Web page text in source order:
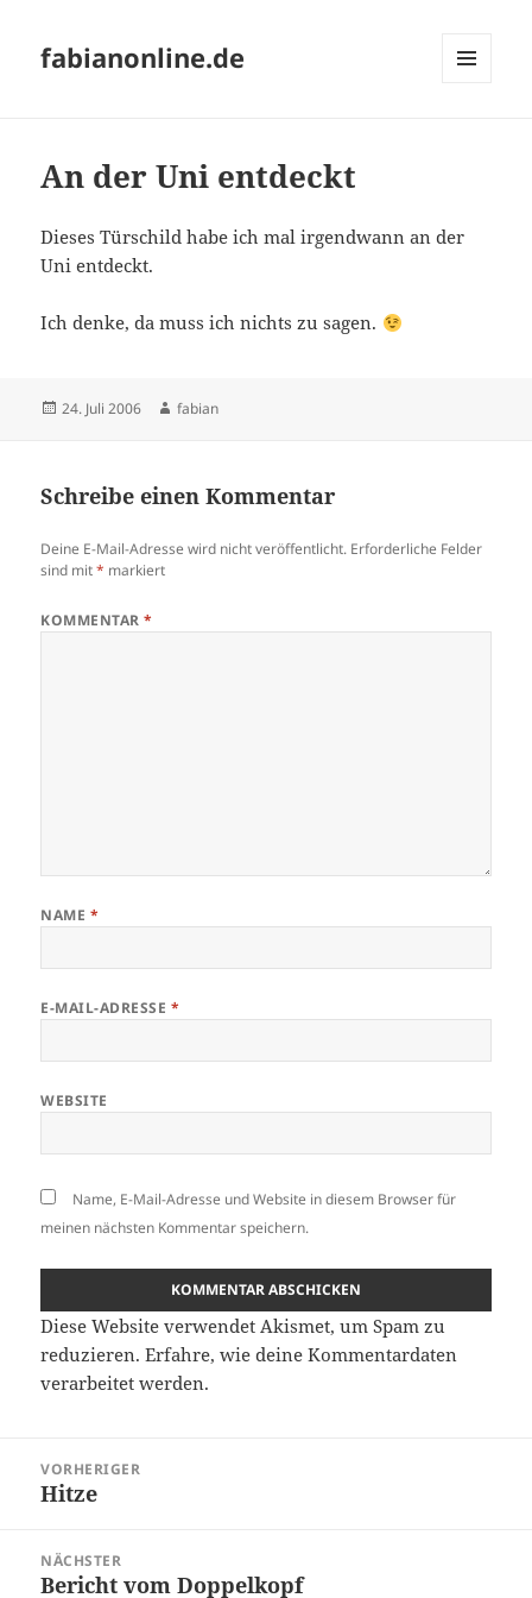
fabianonline.de
An der Uni entdeckt
Dieses Türschild habe ich mal irgendwann an der
Uni entdeckt.
Ich denke, da muss ich nichts zu sagen.
Veröffentlicht
24. Juli 2006 Autor
fabian
Schreibe einen Kommentar
Deine E-Mail-Adresse wird nicht veröffentlicht. Erforderliche Felder
sind mit* markiert
KOMMENTAR*
NAME *
E-MAIL-ADRESSE *
WEBSITE
Name, E-Mail-Adresse und Website in diesem Browser für
meinen nächsten Kommentar speichern.
Diese Website verwendet Akismet, um Spam zu
reduzieren.Erfahre, wie deine Kommentardaten
verarbeitet werden.
VORHERIGER
Vorheriger
Hitze
NÄCHSTER
Nächster
Bericht vom Doppelkopf